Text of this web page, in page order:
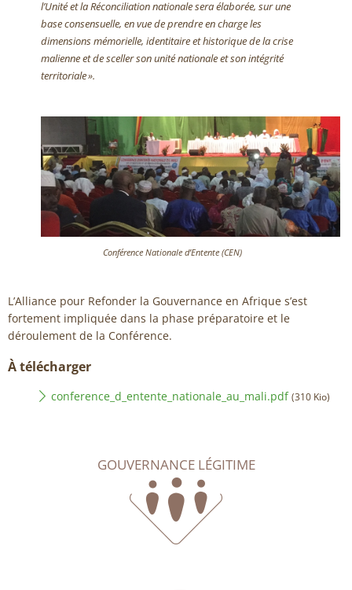
l’Unité et la Réconciliation nationale sera élaborée, sur une
base consensuelle, en vue de prendre en charge les
dimensions mémorielle, identitaire et historique de la crise
malienne et de sceller son unité nationale et son intégrité
territoriale ».
Conférence Nationale d’Entente (CEN)
L’Alliance pour Refonder la Gouvernance en Afrique s’est
fortement impliquée dans la phase préparatoire et le
déroulement de la Conférence.
À télécharger
conference_d_entente_nationale_au_mali.pdf (310 Kio)
GOUVERNANCE LÉGITIME